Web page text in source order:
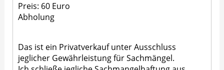
Preis: 60 Euro
Abholung
Das ist ein Privatverkauf unter Ausschluss
jeglicher Gewährleistung für Sachmängel.